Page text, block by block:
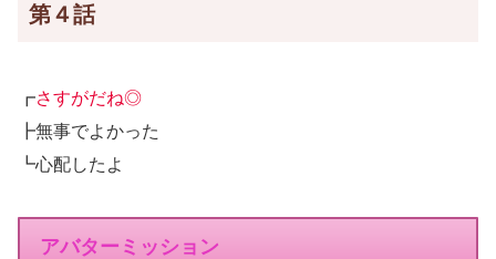
第４話
┏さすがだね◎
┣無事でよかった
┗心配したよ
アバターミッション